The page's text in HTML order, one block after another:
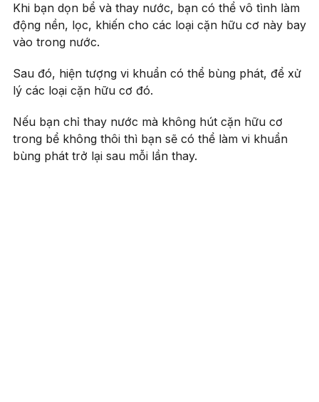
Khi bạn dọn bể và thay nước, bạn có thể vô tình làm
động nền, lọc, khiến cho các loại cặn hữu cơ này bay
vào trong nước.
Sau đó, hiện tượng vi khuẩn có thể bùng phát, để xử
lý các loại cặn hữu cơ đó.
Nếu bạn chỉ thay nước mà không hút cặn hữu cơ
trong bể không thôi thì bạn sẽ có thể làm vi khuẩn
bùng phát trở lại sau mỗi lần thay.